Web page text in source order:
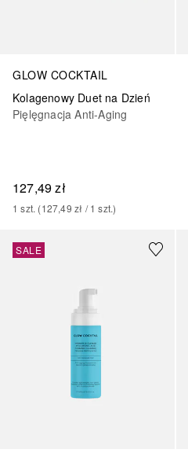
GLOW COCKTAIL
Kolagenowy Duet na Dzień
Pięlęgnacja Anti-Aging
127,49 zł
1 szt. (127,49 zł / 1 szt.)
SALE